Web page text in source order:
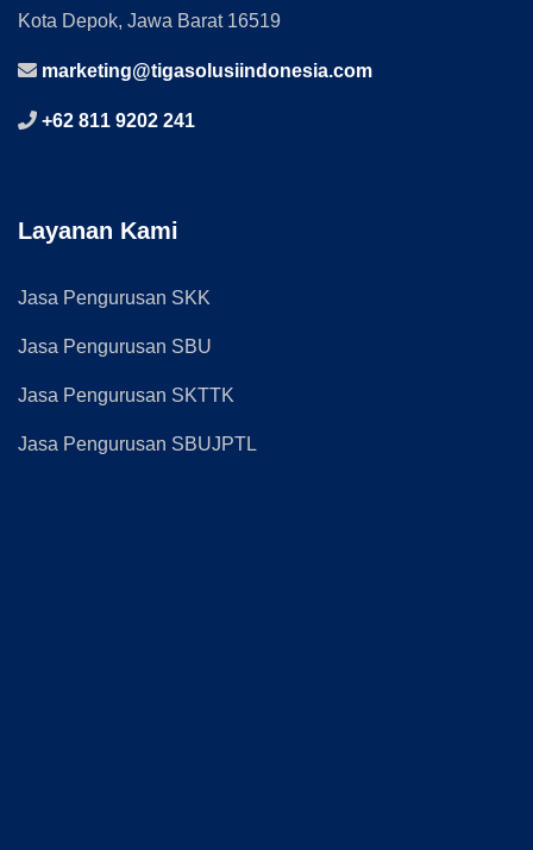
Kota Depok, Jawa Barat 16519
marketing@tigasolusiindonesia.com
+62 811 9202 241
Layanan Kami
Jasa Pengurusan SKK
Jasa Pengurusan SBU
Jasa Pengurusan SKTTK
Jasa Pengurusan SBUJPTL